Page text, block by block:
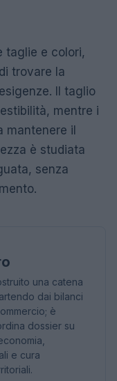
taglie e colori,
trovare la
Il taglio
mentre i
mantenere il
è studiata
senza
una catena
dai bilanci
è
dossier su
e cura